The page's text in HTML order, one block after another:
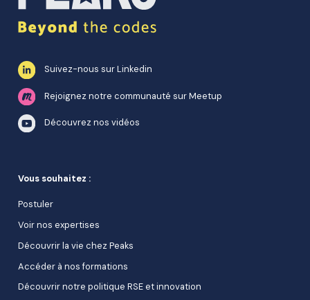
Suivez-nous sur Linkedin
Rejoignez notre communauté sur Meetup
Découvrez nos vidéos
Vous souhaitez :
Postuler
Voir nos expertises
Découvrir la vie chez Peaks
Accéder à nos formations
Découvrir notre politique RSE et innovation